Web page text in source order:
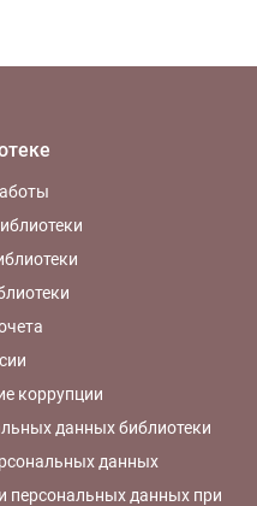
коррупции
данных библиотеки
данных
персональных данных при